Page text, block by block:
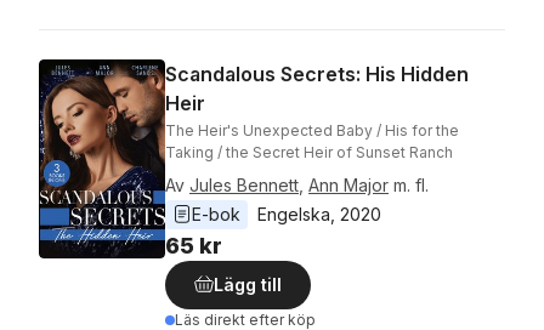
Scandalous Secrets: His Hidden
Heir
The Heir's Unexpected Baby / His for the
Taking / the Secret Heir of Sunset Ranch
Av Jules Bennett Ann Major m. fl.
E-bok
Engelska 2020
65 kr
Lägg till
Läs direkt efter köp